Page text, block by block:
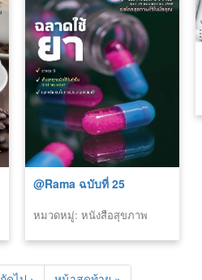
@Rama ฉบับที่ 25
หมวดหมู่: หนังสือสุขภาพ